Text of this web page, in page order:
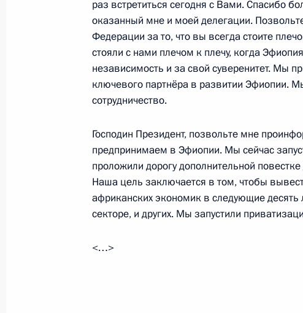
24 октября 2019 года, 18:45 Сочи
Встреча с Главой Алжира
24 октября 2019 года, 17:40
Заявления президентов России и
саммита Россия – Африка
24 октября 2019 года, 17:10 Сочи
Саммит Россия – Африка
раз встретиться сегодня с Вами. Спасибо
оказанный мне и моей делегации.
Федерации за то, что вы всегда стоите
стояли с нами плечом к плечу, когда
независимость и за свой суверенитет. Мы
ключевого партнёра в развитии Эфиопии.
сотрудничество.
Господин Президент, позвольте мне
предпринимаем в Эфиопии. Мы сейчас
проложили дорогу дополнительной
Наша цель заключается в том, чтобы
африканских экономик в следующие
секторе, и других. Мы запустили
<…>